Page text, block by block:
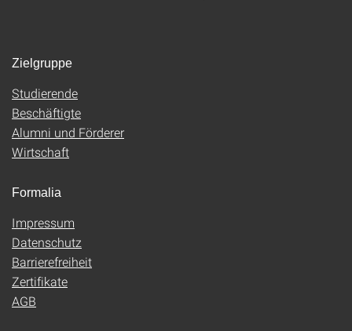
Zielgruppe
Studierende
Beschäftigte
Alumni und Förderer
Wirtschaft
Formalia
Impressum
Datenschutz
Barrierefreiheit
Zertifikate
AGB